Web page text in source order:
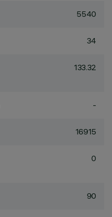
5540
34
133.32
-
16915
0
90